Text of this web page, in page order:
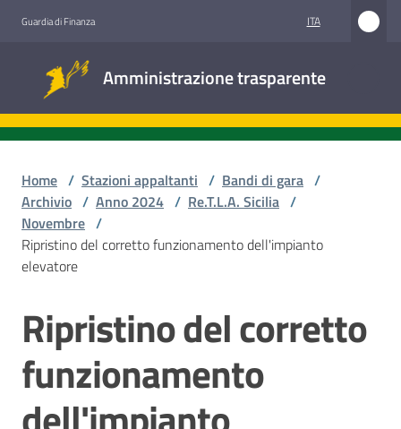
Guardia di Finanza ITA
Amministrazione trasparente
trasparente
Accesso
civico
appaltanti
Home / Stazioni appaltanti / Bandi di gara /
Archivio / Anno 2024 / Re.T.L.A. Sicilia /
Novembre /
Ripristino del corretto funzionamento dell'impianto
elevatore
Salta al contenuto
Ripristino del corretto
funzionamento